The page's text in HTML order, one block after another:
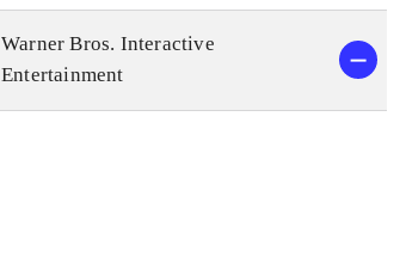
Warner Bros. Interactive
Entertainment